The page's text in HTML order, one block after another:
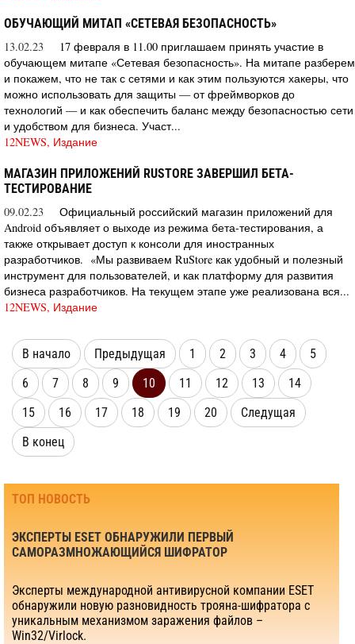
ОБУЧАЮЩИЙ МИТАП «СЕТЕВАЯ БЕЗОПАСНОСТЬ»
13.02.23
17 февраля в 11.00 приглашаем принять участие в
обучающем митапе «Сетевая безопасность». На митапе разберем
и покажем, что не так с сетями и как этим пользуются хакеры, что
можно использовать для защиты — от фреймворков до
технологий — и как обеспечить баланс между безопасностью сети
и удобством для бизнеса. Участ...
12NEWS, Издание
МАГАЗИН ПРИЛОЖЕНИЙ RUSTORE ЗАВЕРШИЛ БЕТА-
ТЕСТИРОВАНИЕ
09.02.23
Официальный российский магазин приложений для
Android объявляет о выходе из режима бета-тестирования, а
также открывает доступ к консоли для иностранных
разработчиков. «Мы развиваем RuStore как удобный и полезный
инструмент для пользователей, и как платформу для развития
бизнеса разработчиков. На текущем этапе уже реализована вся...
12NEWS, Издание
В начало Предыдущая 1 2 3 4
5
6
7 8 9 10 11 12 13
14
15
16 17 18 19 20
Следущая
В конец
ТОП НОВОСТЬ
ЭКСПЕРТЫ ESET ОБНАРУЖИЛИ ПЕРВЫЙ
САМОРАЗМНОЖАЮЩИЙСЯ ШИФРАТОР
Эксперты международной антивирусной компании ESET
обнаружили новую разновидность трояна-шифратора с
уникальным механизмом заражения файлов –
Win32/Virlock.